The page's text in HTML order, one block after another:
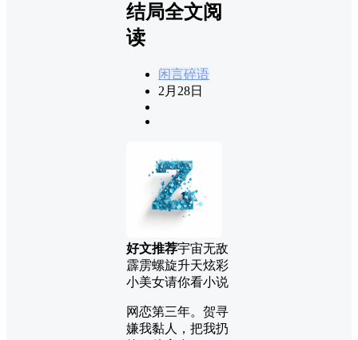
结局全文阅
读
闲言碎语
2月28日
好文推荐宇宙无敌
霹雳螺旋升天炫彩
小美女请你看小说
网恋第三年。贺寻
嫌我黏人，把我扔